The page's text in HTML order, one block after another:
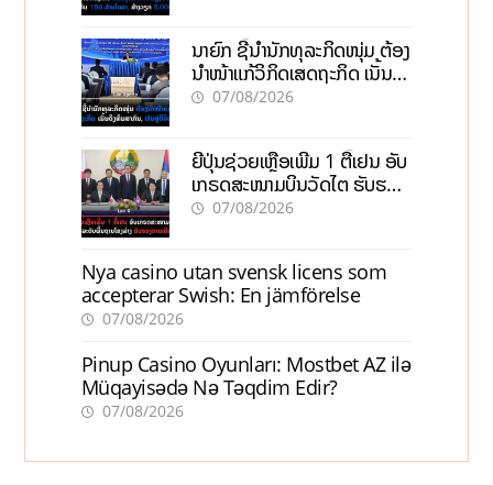
ນາຍົກ ຊີ້ນຳນັກທຸລະກິດໜຸ່ມ ຕ້ອງ
ນຳໜ້າແກ້ວິກິດເສດຖະກິດ ເນັ້ນດຶງ
ທຶນສາກົນ, ຫັນສູ່ດິຈິຕອນ
07/08/2026
ຍີ່ປຸ່ນຊ່ວຍເຫຼືອເພີ່ມ 1 ຕື້ເຢນ ອັບ
ເກຣດສະໜາມບິນວັດໄຕ ຮັບຮອງ
ການເຕີບໂຕ
07/08/2026
Nya casino utan svensk licens som
accepterar Swish: En jämförelse
07/08/2026
Pinup Casino Oyunları: Mostbet AZ ilə
Müqayisədə Nə Təqdim Edir?
07/08/2026